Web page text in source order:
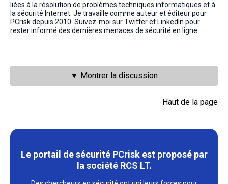
liées à la résolution de problèmes techniques informatiques et à
la sécurité Internet. Je travaille comme auteur et éditeur pour
PCrisk depuis 2010. Suivez-moi sur Twitter et LinkedIn pour
rester informé des dernières menaces de sécurité en ligne.
▼ Montrer la discussion
Haut de la page
Le portail de sécurité PCrisk est proposé par
la société RCS LT.